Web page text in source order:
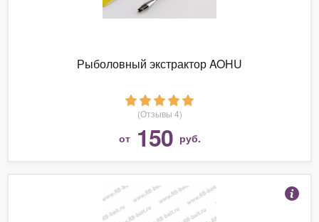
Рыболовный экстрактор AOHU
(Отзывы 4)
от 150 руб.